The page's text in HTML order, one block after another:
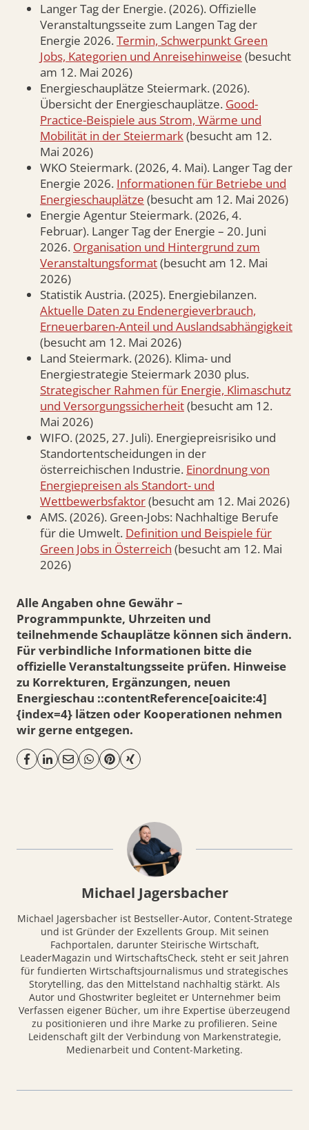
Langer Tag der Energie. (2026). Offizielle
Veranstaltungsseite zum Langen Tag der
Energie 2026.Termin, Schwerpunkt Green
Jobs, Kategorien und Anreisehinweise (besucht
am 12. Mai 2026)
Energieschauplätze Steiermark. (2026).
Übersicht der Energieschauplätze. Good-
Practice-Beispiele aus Strom, Wärme und
Mobilität in der Steiermark(besucht am 12.
Mai 2026)
WKO Steiermark. (2026, 4. Mai). Langer Tag der
Energie 2026. Informationen für Betriebe und
Energieschauplätze (besucht am 12. Mai 2026)
Energie Agentur Steiermark. (2026, 4.
Februar). Langer Tag der Energie – 20. Juni
2026. Organisation und Hintergrund zum
Veranstaltungsformat(besucht am 12. Mai
2026)
Statistik Austria. (2025). Energiebilanzen.
Aktuelle Daten zu Endenergieverbrauch,
Erneuerbaren-Anteil und Auslandsabhängigkeit
(besucht am 12. Mai 2026)
Land Steiermark. (2026). Klima- und
Energiestrategie Steiermark 2030 plus.
Strategischer Rahmen für Energie, Klimaschutz
und Versorgungssicherheit(besucht am 12.
Mai 2026)
WIFO. (2025, 27. Juli). Energiepreisrisiko und
Standortentscheidungen in der
österreichischen Industrie. Einordnung von
Energiepreisen als Standort- und
Wettbewerbsfaktor(besucht am 12. Mai 2026)
AMS. (2026). Green-Jobs: Nachhaltige Berufe
für die Umwelt. Definition und Beispiele für
Green Jobs in Österreich (besucht am 12. Mai
2026)
Alle Angaben ohne Gewähr –
Programmpunkte, Uhrzeiten und
teilnehmende Schauplätze können sich ändern.
Für verbindliche Informationen bitte die
offizielle Veranstaltungsseite prüfen. Hinweise
zu Korrekturen, Ergänzungen, neuen
Energieschau ::contentReference[oaicite:4]
{index=4} lätzen oder Kooperationen nehmen
wir gerne entgegen.
Michael Jagersbacher
Michael Jagersbacher ist Bestseller-Autor, Content-Stratege
und ist Gründer der Exzellents Group. Mit seinen
Fachportalen, darunter Steirische Wirtschaft,
LeaderMagazin und WirtschaftsCheck, steht er seit Jahren
für fundierten Wirtschaftsjournalismus und strategisches
Storytelling, das den Mittelstand nachhaltig stärkt. Als
Autor und Ghostwriter begleitet er Unternehmer beim
Verfassen eigener Bücher, um ihre Expertise überzeugend
zu positionieren und ihre Marke zu profilieren. Seine
Leidenschaft gilt der Verbindung von Markenstrategie,
Medienarbeit und Content-Marketing.